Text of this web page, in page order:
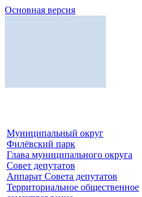
Основная версия
Муниципальный округ
Филёвский парк
Глава муниципального округа
Совет депутатов
Аппарат Совета депутатов
Территориальное общественное